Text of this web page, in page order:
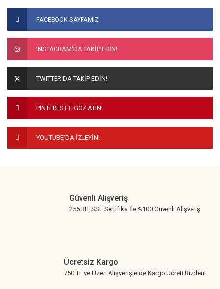
Bu ürüne ilk yorumu siz yapın!
Yorum Yaz
kullanarak tarafımıza iletebilirsiniz.
Görüş ve önerileriniz için teşekkür ederiz.
Ürün açıklamasında eksik bilgiler bulunuyor.
Ürün fiyatı diğer sitelerden daha pahalı.
Bu ürüne benzer farklı alternatifler olmalı.
FACEBOOK SAYFAMIZ
INSTAGRAM'DA TAKİP EDİN!
TWITTER'DA TAKİP EDİN!
PINTEREST'E GÖZ ATIN!
YOUTUBE'DA İZLEYİN!
Güvenli Alışveriş
256 BIT SSL Sertifika İle %100 Güvenli Alışveriş
Ücretsiz Kargo
750 TL ve Üzeri Alışverişlerde Kargo Ücreti Bizden!